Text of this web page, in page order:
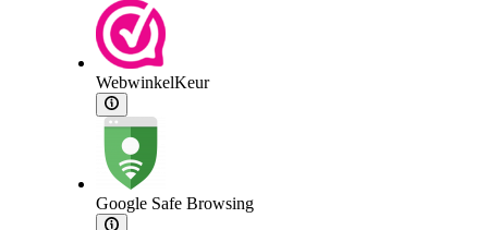
WebwinkelKeur
Google Safe Browsing